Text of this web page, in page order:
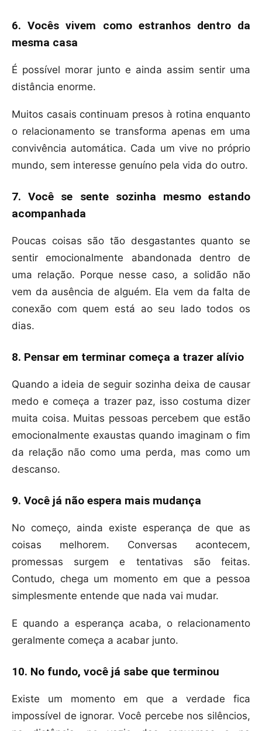
6. Vocês vivem como estranhos dentro da
mesma casa
É possível morar junto e ainda assim sentir uma
distância enorme.
Muitos casais continuam presos à rotina enquanto
o relacionamento se transforma apenas em uma
convivência automática. Cada um vive no próprio
mundo, sem interesse genuíno pela vida do outro.
7. Você se sente sozinha mesmo estando
acompanhada
Poucas coisas são tão desgastantes quanto se
sentir emocionalmente abandonada dentro de
uma relação. Porque nesse caso, a solidão não
vem da ausência de alguém. Ela vem da falta de
conexão com quem está ao seu lado todos os
dias.
8. Pensar em terminar começa a trazer alívio
Quando a ideia de seguir sozinha deixa de causar
medo e começa a trazer paz, isso costuma dizer
muita coisa. Muitas pessoas percebem que estão
emocionalmente exaustas quando imaginam o fim
da relação não como uma perda, mas como um
descanso.
9. Você já não espera mais mudança
No começo, ainda existe esperança de que as
coisas melhorem. Conversas acontecem,
promessas surgem e tentativas são feitas.
Contudo, chega um momento em que a pessoa
simplesmente entende que nada vai mudar.
E quando a esperança acaba, o relacionamento
geralmente começa a acabar junto.
10. No fundo, você já sabe que terminou
Existe um momento em que a verdade fica
impossível de ignorar. Você percebe nos silêncios,